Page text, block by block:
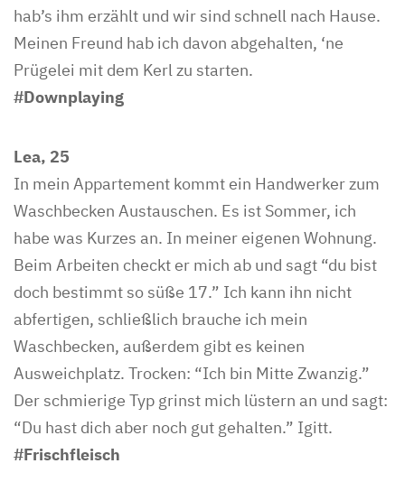
hab’s ihm erzählt und wir sind schnell nach Hause.
Meinen Freund hab ich davon abgehalten, ‘ne
Prügelei mit dem Kerl zu starten.
#Downplaying
Lea, 25
In mein Appartement kommt ein Handwerker zum
Waschbecken Austauschen. Es ist Sommer, ich
habe was Kurzes an. In meiner eigenen Wohnung.
Beim Arbeiten checkt er mich ab und sagt “du bist
doch bestimmt so süße 17.” Ich kann ihn nicht
abfertigen, schließlich brauche ich mein
Waschbecken, außerdem gibt es keinen
Ausweichplatz. Trocken: “Ich bin Mitte Zwanzig.”
Der schmierige Typ grinst mich lüstern an und sagt:
“Du hast dich aber noch gut gehalten.” Igitt.
#Frischfleisch